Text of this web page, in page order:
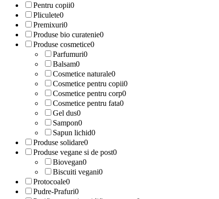
Pentru copii0
Pliculete0
Premixuri0
Produse bio curatenie0
Produse cosmetice0
Parfumuri0
Balsam0
Cosmetice naturale0
Cosmetice pentru copii0
Cosmetice pentru corp0
Cosmetice pentru fata0
Gel dus0
Sampon0
Sapun lichid0
Produse solidare0
Produse vegane si de post0
Biovegan0
Biscuiti vegani0
Protocoale0
Pudre-Prafuri0